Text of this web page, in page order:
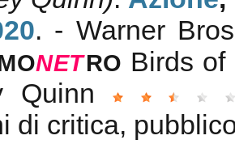
. - Warner
NETRO Birds of
Quinn
di critica,